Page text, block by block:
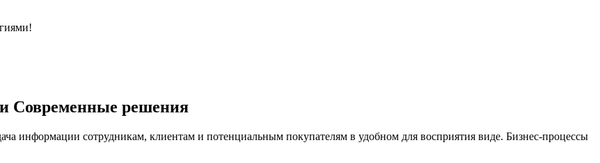
Современные решения
информации сотрудникам, клиентам и потенциальным покупателям в удобном для восприятия виде. Бизнес-процессы